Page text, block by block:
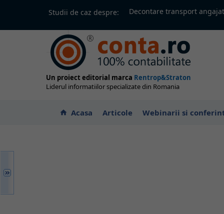
Studii de caz despre: Decontare transport
Un proiect editorial marca Rentrop&Straton
Liderul informatiilor specializate din Romania
home Acasa Articole Webinarii si